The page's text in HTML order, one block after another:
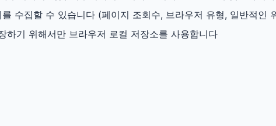
수집할 수 있습니다 (페이지 조회수, 브라우저 유형, 일반적인
하기 위해서만 브라우저 로컬 저장소를 사용합니다